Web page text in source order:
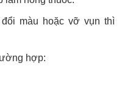
màu hoặc vỡ vụn thì
hợp: